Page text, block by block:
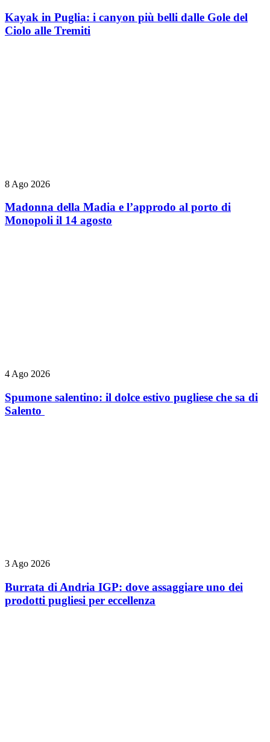
Kayak in Puglia: i canyon più belli dalle Gole del
Ciolo alle Tremiti
8 Ago 2026
Madonna della Madia e l’approdo al porto di
Monopoli il 14 agosto
4 Ago 2026
Spumone salentino: il dolce estivo pugliese che sa di
Salento
3 Ago 2026
Burrata di Andria IGP: dove assaggiare uno dei
prodotti pugliesi per eccellenza